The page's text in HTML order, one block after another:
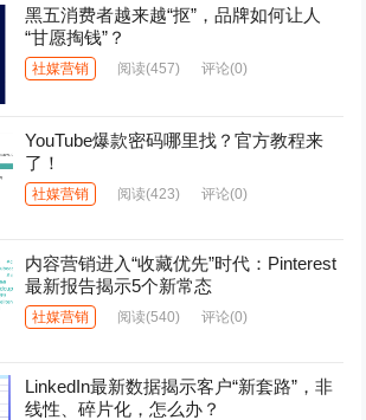
黑五消费者越来越“抠”，品牌如何让人
“甘愿掏钱”？
社媒营销 阅读(457) 评论(0)
YouTube爆款密码哪里找？官方教程来
了！
社媒营销 阅读(423) 评论(0)
内容营销进入“收藏优先”时代：Pinterest
最新报告揭示5个新常态
社媒营销 阅读(540) 评论(0)
LinkedIn最新数据揭示客户“新套路”，非
线性、碎片化，怎么办？